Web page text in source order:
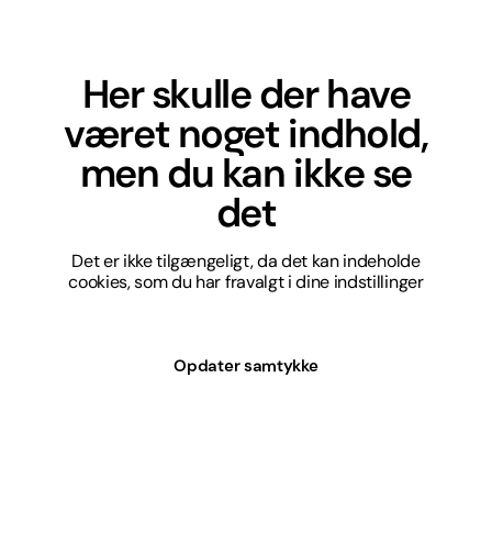
Her skulle der have
været noget indhold,
men du kan ikke se
det
Det er ikke tilgængeligt, da det kan indeholde
cookies, som du har fravalgt i dine indstillinger
Opdater samtykke